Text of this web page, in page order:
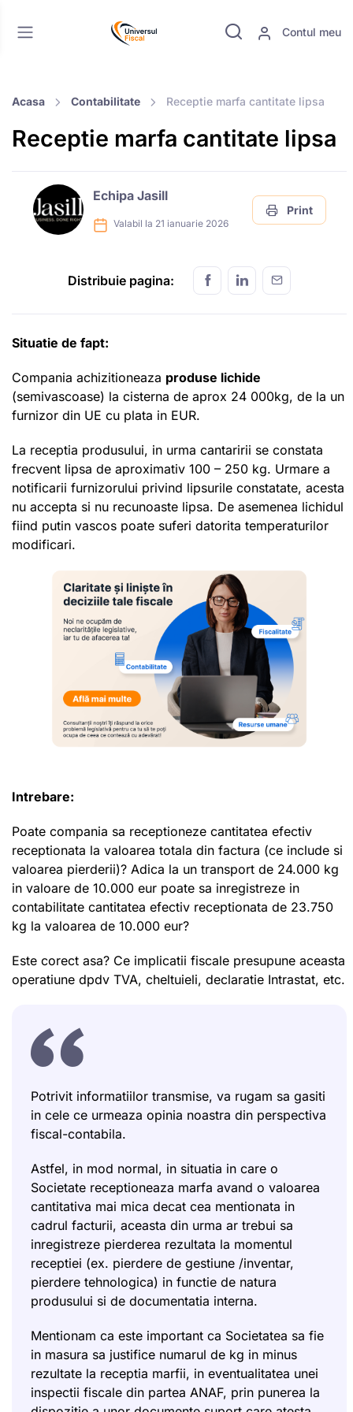
Contul meu
Acasa Contabilitate Receptie marfa cantitate lipsa
Receptie marfa cantitate lipsa
Echipa Jasill
Valabil la 21 ianuarie 2026
Print
Distribuie pagina:
Situatie de fapt:
Compania achizitioneaza produse lichide
(semivascoase) la cisterna de aprox 24 000kg, de la un
furnizor din UE cu plata in EUR.
La receptia produsului, in urma cantaririi se constata
frecvent lipsa de aproximativ 100 – 250 kg. Urmare a
notificarii furnizorului privind lipsurile constatate, acesta
nu accepta si nu recunoaste lipsa. De asemenea lichidul
fiind putin vascos poate suferi datorita temperaturilor
modificari.
Intrebare:
Poate compania sa receptioneze cantitatea efectiv
receptionata la valoarea totala din factura (ce include si
valoarea pierderii)? Adica la un transport de 24.000 kg
in valoare de 10.000 eur poate sa inregistreze in
contabilitate cantitatea efectiv receptionata de 23.750
kg la valoarea de 10.000 eur?
Este corect asa? Ce implicatii fiscale presupune aceasta
operatiune dpdv TVA, cheltuieli, declaratie Intrastat, etc.
Potrivit informatiilor transmise, va rugam sa gasiti
in cele ce urmeaza opinia noastra din perspectiva
fiscal-contabila.
Astfel, in mod normal, in situatia in care o
Societate receptioneaza marfa avand o valoarea
cantitativa mai mica decat cea mentionata in
cadrul facturii, aceasta din urma ar trebui sa
inregistreze pierderea rezultata la momentul
receptiei (ex. pierdere de gestiune /inventar,
pierdere tehnologica) in functie de natura
produsului si de documentatia interna.
Mentionam ca este important ca Societatea sa fie
in masura sa justifice numarul de kg in minus
rezultate la receptia marfii, in eventualitatea unei
inspectii fiscale din partea ANAF, prin punerea la